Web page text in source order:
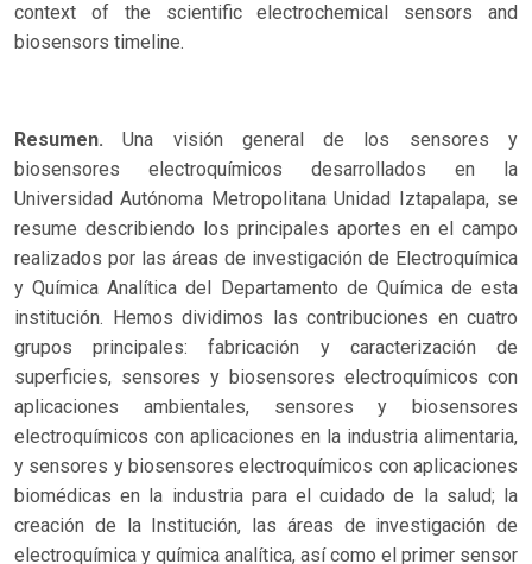
context of the scientific electrochemical sensors and
biosensors timeline.
Resumen. Una visión general de los sensores y
biosensores electroquímicos desarrollados en la
Universidad Autónoma Metropolitana Unidad Iztapalapa, se
resume describiendo los principales aportes en el campo
realizados por las áreas de investigación de Electroquímica
y Química Analítica del Departamento de Química de esta
institución. Hemos dividimos las contribuciones en cuatro
grupos principales: fabricación y caracterización de
superficies, sensores y biosensores electroquímicos con
aplicaciones ambientales, sensores y biosensores
electroquímicos con aplicaciones en la industria alimentaria,
y sensores y biosensores electroquímicos con aplicaciones
biomédicas en la industria para el cuidado de la salud; la
creación de la Institución, las áreas de investigación de
electroquímica y química analítica, así como el primer sensor